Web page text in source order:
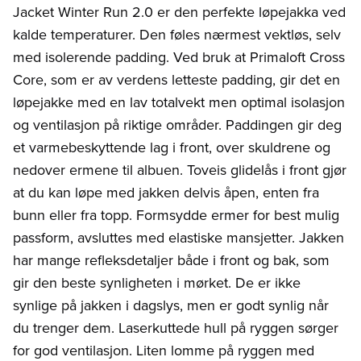
Jacket Winter Run 2.0 er den perfekte løpejakka ved
kalde temperaturer. Den føles nærmest vektløs, selv
med isolerende padding. Ved bruk at Primaloft Cross
Core, som er av verdens letteste padding, gir det en
løpejakke med en lav totalvekt men optimal isolasjon
og ventilasjon på riktige områder. Paddingen gir deg
et varmebeskyttende lag i front, over skuldrene og
nedover ermene til albuen. Toveis glidelås i front gjør
at du kan løpe med jakken delvis åpen, enten fra
bunn eller fra topp. Formsydde ermer for best mulig
passform, avsluttes med elastiske mansjetter. Jakken
har mange refleksdetaljer både i front og bak, som
gir den beste synligheten i mørket. De er ikke
synlige på jakken i dagslys, men er godt synlig når
du trenger dem. Laserkuttede hull på ryggen sørger
for god ventilasjon. Liten lomme på ryggen med